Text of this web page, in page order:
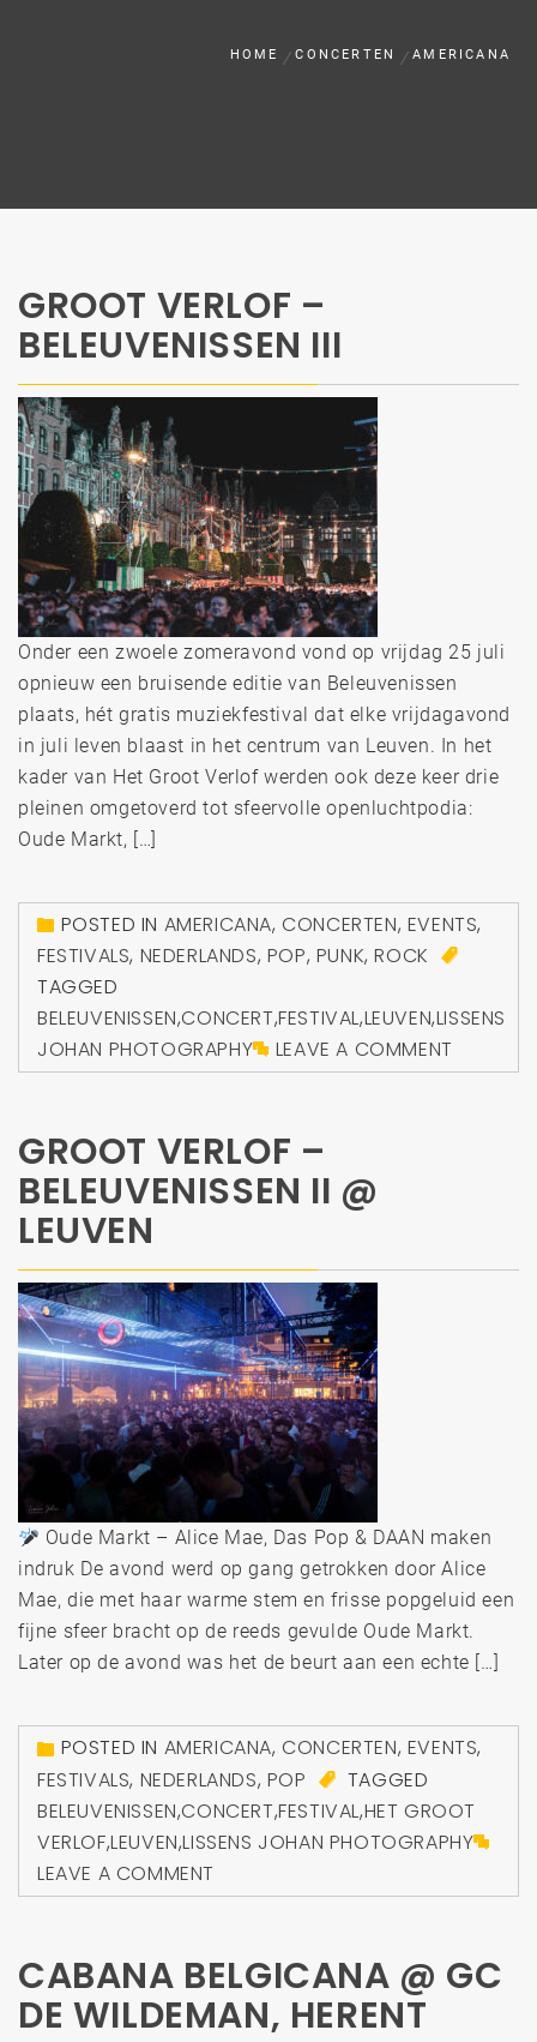
HOME CONCERTEN AMERICANA
GROOT VERLOF –
BELEUVENISSEN III
Onder een zwoele zomeravond vond op vrijdag 25 juli
opnieuw een bruisende editie van Beleuvenissen
plaats, hét gratis muziekfestival dat elke vrijdagavond
in juli leven blaast in het centrum van Leuven. In het
kader van Het Groot Verlof werden ook deze keer drie
pleinen omgetoverd tot sfeervolle openluchtpodia:
Oude Markt, […]
POSTED IN AMERICANA, CONCERTEN, EVENTS,
FESTIVALS, NEDERLANDS, POP, PUNK,ROCK
TAGGED
BELEUVENISSEN,CONCERT,FESTIVAL,LEUVEN,LISSENS
JOHAN PHOTOGRAPHY
LEAVE A COMMENT
GROOT VERLOF –
BELEUVENISSEN II @
LEUVEN
Oude Markt – Alice Mae, Das Pop & DAAN maken
indruk De avond werd op gang getrokken door Alice
Mae, die met haar warme stem en frisse popgeluid een
fijne sfeer bracht op de reeds gevulde Oude Markt.
Later op de avond was het de beurt aan een echte […]
POSTED IN AMERICANA, CONCERTEN, EVENTS,
FESTIVALS, NEDERLANDS, POP
TAGGED
BELEUVENISSEN,CONCERT,FESTIVAL,HET GROOT
VERLOF,LEUVEN,LISSENS JOHAN PHOTOGRAPHY
LEAVE A COMMENT
CABANA BELGICANA @ GC
DE WILDEMAN, HERENT